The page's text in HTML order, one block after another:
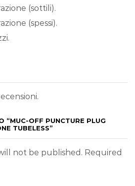
(sottili).
(spessi).
“MUC-OFF PUNCTURE PLUG
TUBELESS”
not be published. Required